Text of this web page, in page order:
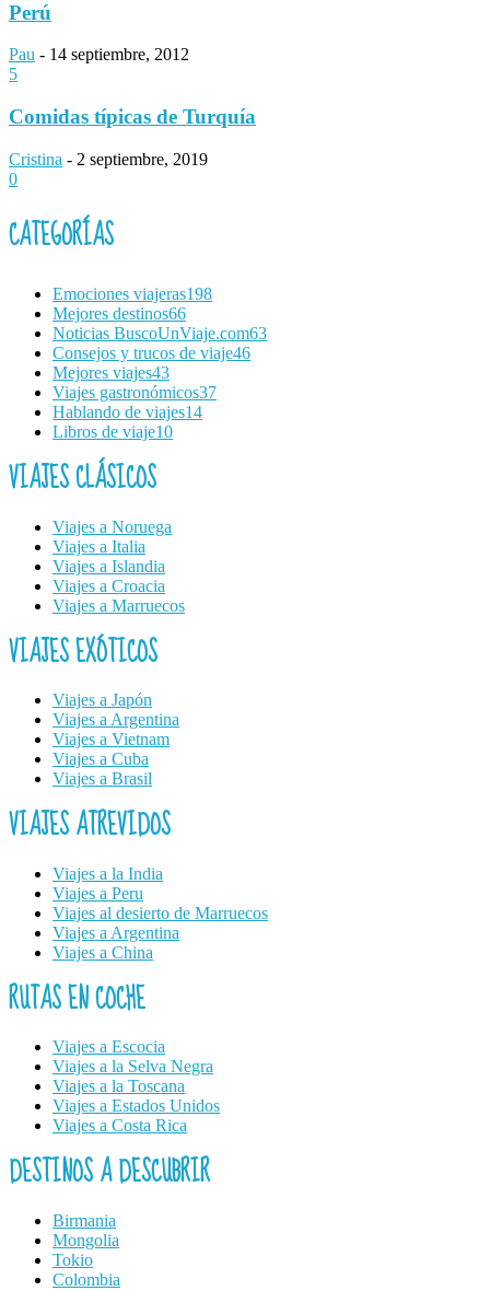
Perú
Pau - 14 septiembre, 2012
5
Comidas típicas de Turquía
Cristina - 2 septiembre, 2019
0
CATEGORÍAS
Emociones viajeras198
Mejores destinos66
Noticias BuscoUnViaje.com63
Consejos y trucos de viaje46
Mejores viajes43
Viajes gastronómicos37
Hablando de viajes14
Libros de viaje10
VIAJES CLÁSICOS
Viajes a Noruega
Viajes a Italia
Viajes a Islandia
Viajes a Croacia
Viajes a Marruecos
VIAJES EXÓTICOS
Viajes a Japón
Viajes a Argentina
Viajes a Vietnam
Viajes a Cuba
Viajes a Brasil
VIAJES ATREVIDOS
Viajes a la India
Viajes a Peru
Viajes al desierto de Marruecos
Viajes a Argentina
Viajes a China
RUTAS EN COCHE
Viajes a Escocia
Viajes a la Selva Negra
Viajes a la Toscana
Viajes a Estados Unidos
Viajes a Costa Rica
DESTINOS A DESCUBRIR
Birmania
Mongolia
Tokio
Colombia